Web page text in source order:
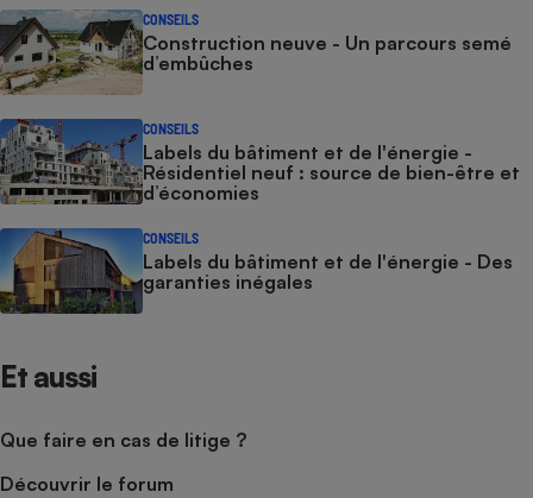
CONSEILS
Construction neuve - Un parcours semé
d’embûches
CONSEILS
Labels du bâtiment et de l'énergie -
Résidentiel neuf : source de bien-être et
d’économies
CONSEILS
Labels du bâtiment et de l'énergie - Des
garanties inégales
Et aussi
Que faire en cas de litige ?
Découvrir le forum